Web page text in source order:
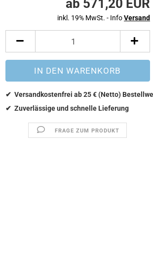
ab 571,20 EUR
inkl. 19% MwSt. - InfoVersand
FRAGE ZUM PRODUKT